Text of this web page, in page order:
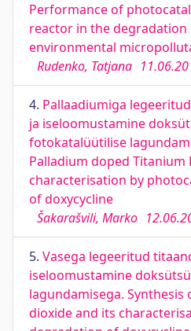
Performance of
reactor in the degradation
environmental
Rudenko, Tatjana
4. Pallaadiumiga
ja iseloomustamine
fotokatalüütilise
Palladium doped Titanium
characterisation by
of doxycycline
Šakarašvili, Marko
5. Vasega legeeritud
iseloomustamine
lagundamisega.
dioxide and its